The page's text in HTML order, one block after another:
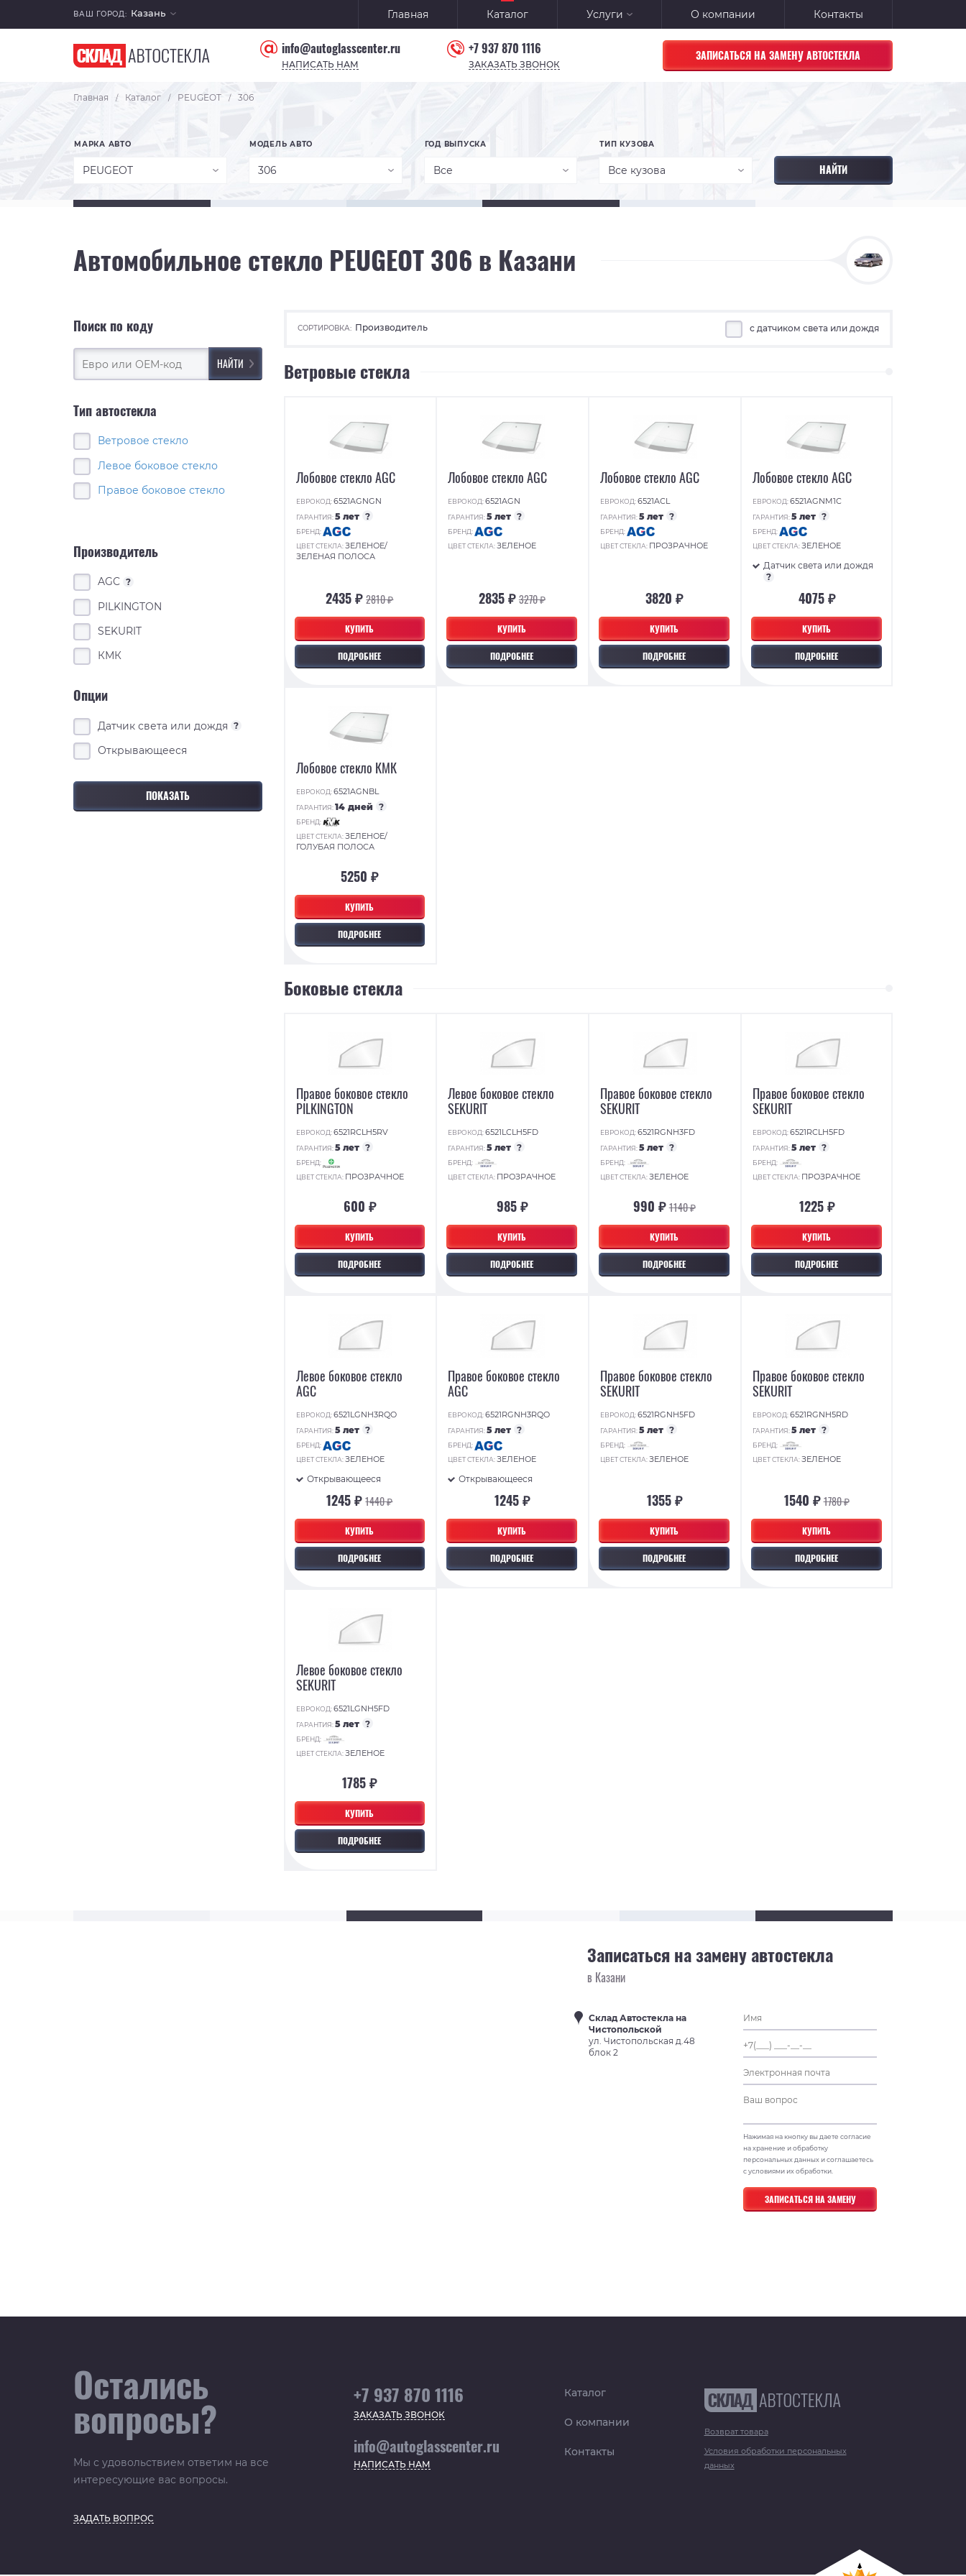
ВАШ ГОРОД: Казань Главная Каталог Услуги О компании Контакты
info@autoglasscenter.ru
НАПИСАТЬ НАМ
+7 937 870 1116
ЗАКАЗАТЬ ЗВОНОК
ЗАПИСАТЬСЯ НА ЗАМЕНУ АВТОСТЕКЛА
Главная / Каталог / PEUGEOT / 306
МАРКА АВТО
PEUGEOT
МОДЕЛЬ АВТО
306
ГОД ВЫПУСКА
Все
ТИП КУЗОВА
Все кузова
Автомобильное стекло PEUGEOT 306 в Казани
Поиск по коду
Тип автостекла
Ветровое стекло
Левое боковое стекло
Правое боковое стекло
Производитель
AGC ?
PILKINGTON
SEKURIT
КМК
Опции
Датчик света или дождя ?
Открывающееся
СОРТИРОВКА: Производитель с датчиком света или дождя
Ветровые стекла
КУПИТЬ
ПОДРОБНЕЕ
Лобовое стекло AGC
ЕВРОКОД:6521AGNGN
ГАРАНТИЯ:5 лет ?
БРЕНД:
ЦВЕТ СТЕКЛА:ЗЕЛЕНОЕ/
ЗЕЛЕНАЯ ПОЛОСА
2435 ₽2810 ₽
КУПИТЬ
ПОДРОБНЕЕ
Лобовое стекло AGC
ЕВРОКОД:6521AGN
ГАРАНТИЯ:5 лет ?
БРЕНД:
ЦВЕТ СТЕКЛА:ЗЕЛЕНОЕ
2835 ₽3270 ₽
КУПИТЬ
ПОДРОБНЕЕ
Лобовое стекло AGC
ЕВРОКОД:6521ACL
ГАРАНТИЯ:5 лет ?
БРЕНД:
ЦВЕТ СТЕКЛА: ПРОЗРАЧНОЕ
3820 ₽
КУПИТЬ
ПОДРОБНЕЕ
Лобовое стекло AGC
ЕВРОКОД:6521AGNM1C
ГАРАНТИЯ:5 лет ?
БРЕНД:
ЦВЕТ СТЕКЛА:ЗЕЛЕНОЕ
Датчик света или дождя
?
4075 ₽
КУПИТЬ
ПОДРОБНЕЕ
Лобовое стекло КМК
ЕВРОКОД:6521AGNBL
ГАРАНТИЯ:14 дней ?
БРЕНД:
ЦВЕТ СТЕКЛА:ЗЕЛЕНОЕ/
ГОЛУБАЯ ПОЛОСА
5250 ₽
Боковые стекла
КУПИТЬ
ПОДРОБНЕЕ
Правое боковое стекло
PILKINGTON
ЕВРОКОД:6521RCLH5RV
ГАРАНТИЯ:5 лет ?
БРЕНД:
ЦВЕТ СТЕКЛА: ПРОЗРАЧНОЕ
600 ₽
КУПИТЬ
ПОДРОБНЕЕ
Левое боковое стекло
SEKURIT
ЕВРОКОД:6521LCLH5FD
ГАРАНТИЯ:5 лет ?
БРЕНД:
ЦВЕТ СТЕКЛА: ПРОЗРАЧНОЕ
985 ₽
КУПИТЬ
ПОДРОБНЕЕ
Правое боковое стекло
SEKURIT
ЕВРОКОД:6521RGNH3FD
ГАРАНТИЯ:5 лет ?
БРЕНД:
ЦВЕТ СТЕКЛА:ЗЕЛЕНОЕ
990 ₽1140 ₽
КУПИТЬ
ПОДРОБНЕЕ
Правое боковое стекло
SEKURIT
ЕВРОКОД:6521RCLH5FD
ГАРАНТИЯ:5 лет ?
БРЕНД:
ЦВЕТ СТЕКЛА: ПРОЗРАЧНОЕ
1225 ₽
КУПИТЬ
ПОДРОБНЕЕ
Левое боковое стекло
AGC
ЕВРОКОД:6521LGNH3RQO
ГАРАНТИЯ:5 лет ?
БРЕНД:
ЦВЕТ СТЕКЛА:ЗЕЛЕНОЕ
Открывающееся
1245 ₽1440 ₽
КУПИТЬ
ПОДРОБНЕЕ
Правое боковое стекло
AGC
ЕВРОКОД:6521RGNH3RQO
ГАРАНТИЯ:5 лет ?
БРЕНД:
ЦВЕТ СТЕКЛА:ЗЕЛЕНОЕ
Открывающееся
1245 ₽
КУПИТЬ
ПОДРОБНЕЕ
Правое боковое стекло
SEKURIT
ЕВРОКОД:6521RGNH5FD
ГАРАНТИЯ:5 лет ?
БРЕНД:
ЦВЕТ СТЕКЛА:ЗЕЛЕНОЕ
1355 ₽
КУПИТЬ
ПОДРОБНЕЕ
Правое боковое стекло
SEKURIT
ЕВРОКОД:6521RGNH5RD
ГАРАНТИЯ:5 лет ?
БРЕНД:
ЦВЕТ СТЕКЛА:ЗЕЛЕНОЕ
1540 ₽1780 ₽
КУПИТЬ
ПОДРОБНЕЕ
Левое боковое стекло
SEKURIT
ЕВРОКОД:6521LGNH5FD
ГАРАНТИЯ:5 лет ?
БРЕНД:
ЦВЕТ СТЕКЛА:ЗЕЛЕНОЕ
1785 ₽
Записаться на замену автостекла
в Казани
Склад Автостекла на
Чистопольской
ул. Чистопольская д.48
блок 2
Нажимая на кнопку вы даете согласие
на хранение и обработку
персональных данных и соглашаетесь
с условиями их обработки.
Остались
вопросы?
Мы с удовольствием ответим на все
интересующие вас вопросы.
ЗАДАТЬ ВОПРОС
+7 937 870 1116
ЗАКАЗАТЬ ЗВОНОК
info@autoglasscenter.ru
НАПИСАТЬ НАМ
Каталог
О компании
Контакты
Возврат товара
Условия обработки персональных
данных